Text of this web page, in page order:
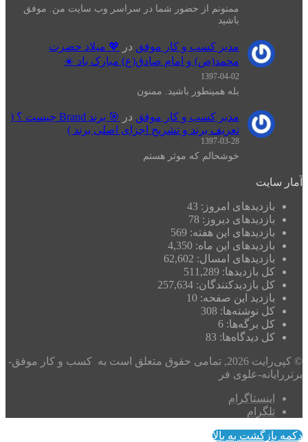
ممنونم از حضور شما در سراسر وب سایت من. موفق
باشید
مدیر کسب و کار موفق در
💖 میلاد حضرت
محمد(ص) و امام صادق(ع) مبارک باد ☀️
1397-04-02
بله همینطور باشید. ممنون
مدیر کسب و کار موفق در
🎯 برند Brand چیست ؟ (
تعریف برند و تشریح اجزای اصلی برند )
1397-03-28
خوشحالم که موثر هستم
آمار سایت
بازدیدهای امروز: 43
بازدیدهای دیروز: 78
بازدیدهای این هفته: 569
بازدیدهای این ماه: 4,350
بازدیدهای امسال: 62,602
کل بازدیدها: 511,289
کل بازدیدکنند‌گان: 257,634
بازدید این صفحه: 10
کل نوشته‌ها: 308
کل برگه‌ها: 6
کل دیدگاه‌ها: 83
© کپی‌رایت 2026, تمامی حقوق متعلق است به کسب و کار موفق-
برتررایانه-علوی فر
اینستاگرام
تلگرام
دکمه بازگشت به بالا